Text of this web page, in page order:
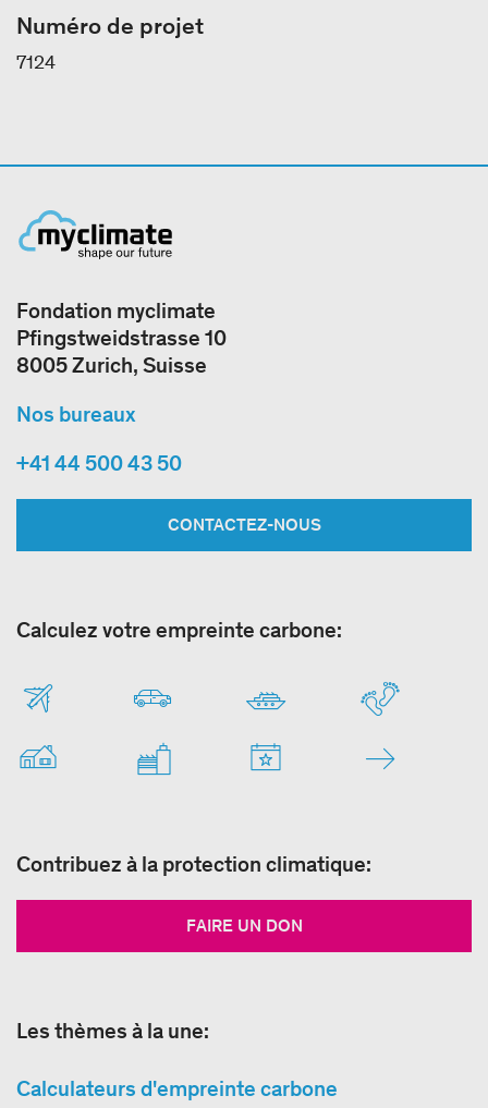
Numéro de projet
7124
Fondation myclimate
Pfingstweidstrasse 10
8005 Zurich, Suisse
Nos bureaux
+41 44 500 43 50
CONTACTEZ-NOUS
Calculez votre empreinte carbone:
Contribuez à la protection climatique:
FAIRE UN DON
Les thèmes à la une:
Calculateurs d'empreinte carbone